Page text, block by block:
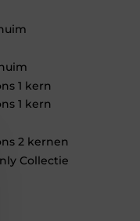
1 kern
1 kern
2 kernen
Collectie